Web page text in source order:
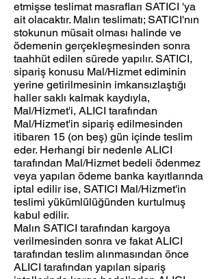
etmişse teslimat masrafları SATICI 'ya
ait olacaktır. Malın teslimatı; SATICI'nın
stokunun müsait olması halinde ve
ödemenin gerçekleşmesinden sonra
taahhüt edilen sürede yapılır. SATICI,
sipariş konusu Mal/Hizmet ediminin
yerine getirilmesinin imkansızlaştığı
haller saklı kalmak kaydıyla,
Mal/Hizmet'i, ALICI tarafından
Mal/Hizmet'in sipariş edilmesinden
itibaren 15 (on beş) gün içinde teslim
eder. Herhangi bir nedenle ALICI
tarafından Mal/Hizmet bedeli ödenmez
veya yapılan ödeme banka kayıtlarında
iptal edilir ise, SATICI Mal/Hizmet'in
teslimi yükümlülüğünden kurtulmuş
kabul edilir.
Malın SATICI tarafından kargoya
verilmesinden sonra ve fakat ALICI
tarafından teslim alınmasından önce
ALICI tarafından yapılan sipariş